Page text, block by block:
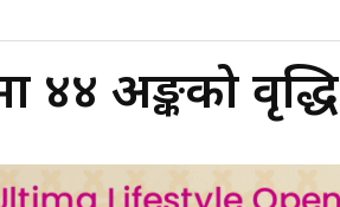
४४ अङ्कको वृद्धि